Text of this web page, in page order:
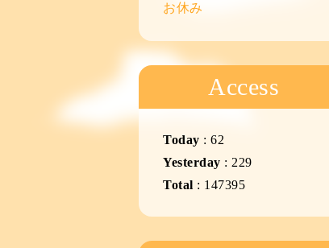
お休み
Access
Today : 62
Yesterday : 229
Total : 147395